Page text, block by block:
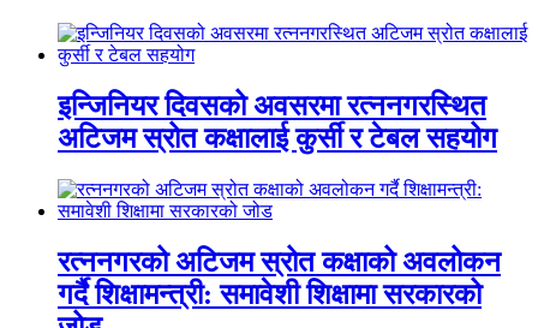
इन्जिनियर दिवसको अवसरमा रत्ननगरस्थित
अटिजम स्रोत कक्षालाई कुर्सी र टेबल सहयोग
रत्ननगरको अटिजम स्रोत कक्षाको अवलोकन
गर्दै शिक्षामन्त्री: समावेशी शिक्षामा सरकारको